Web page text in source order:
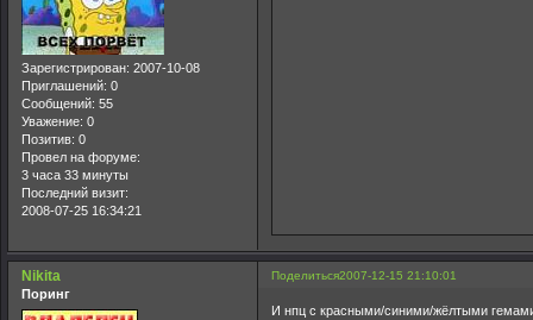
Зарегистрирован: 2007-10-08
Приглашений: 0
Сообщений: 55
Уважение: 0
Позитив: 0
Провел на форуме:
3 часа 33 минуты
Последний визит:
2008-07-25 16:34:21
Поделиться2007-12-15 21:10:01
Nikita
Поринг
И нпц с красными/синими/жёлтыми гемами